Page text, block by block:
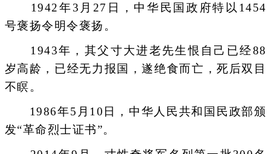
1942年3月27日，中华民国政府特以1454
号褒扬令明令褒扬。
1943年，其父寸大进老先生恨自己已经88
岁高龄，已经无力报国，遂绝食而亡，死后双目
不瞑。
1986年5月10日，中华人民共和国民政部颁
发“革命烈士证书”。